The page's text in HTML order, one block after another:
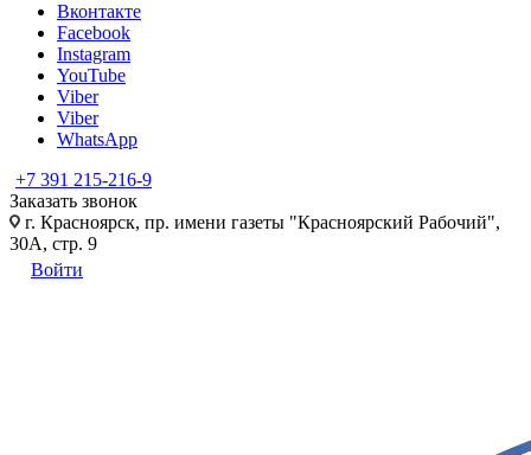
Вконтакте
Facebook
Instagram
YouTube
Viber
Viber
WhatsApp
+7 391 215-216-9
Заказать звонок
г. Красноярск, пр. имени газеты "Красноярский Рабочий",
30А, стр. 9
Войти